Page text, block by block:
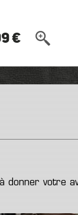
€
donner votre